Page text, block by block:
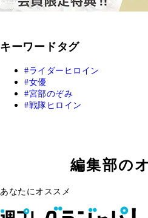
キーワードタグ
ライダーヒロイン
女優
宮部のぞみ
戦隊ヒロイン
編集部の
あなたにオススメ